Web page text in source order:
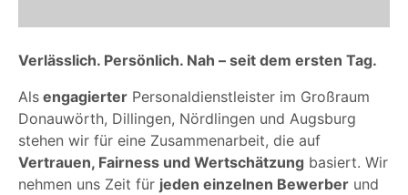
Verlässlich. Persönlich. Nah – seit dem ersten Tag.
Als engagierter Personaldienstleister im Großraum
Donauwörth, Dillingen, Nördlingen und Augsburg
stehen wir für eine Zusammenarbeit, die auf
Vertrauen, Fairness und Wertschätzung basiert. Wir
nehmen uns Zeit für jeden einzelnen Bewerber und